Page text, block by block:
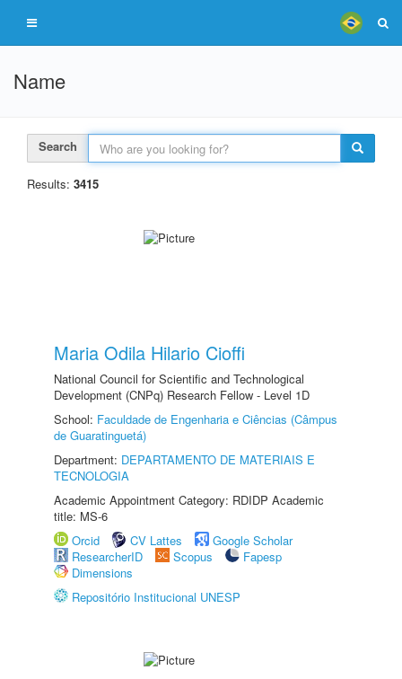
Name
Search
Results: 3415
Maria Odila Hilario Cioffi
National Council for Scientific and Technological
Development (CNPq) Research Fellow - Level 1D
School: Faculdade de Engenharia e Ciências (Câmpus
de Guaratinguetá)
Department: DEPARTAMENTO DE MATERIAIS E
TECNOLOGIA
Academic Appointment Category: RDIDP Academic
title: MS-6
Orcid
CV Lattes
Google Scholar
ResearcherID
Scopus
Fapesp
Dimensions
Repositório Institucional UNESP